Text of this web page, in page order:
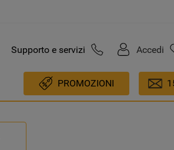
Supporto e servizi Accedi
PROMOZIONI